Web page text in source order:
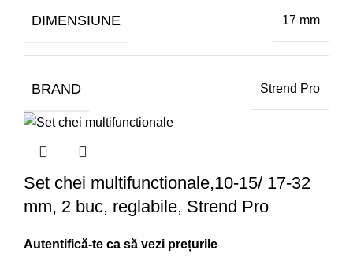
DIMENSIUNE 17 mm
BRAND Strend Pro
Set chei multifunctionale,10-15/ 17-32
mm, 2 buc, reglabile, Strend Pro